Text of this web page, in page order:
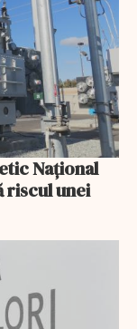
Național
riscul unei